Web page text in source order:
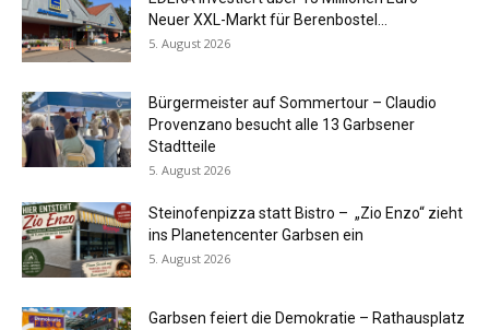
Neuer XXL-Markt für Berenbostel...
5. August 2026
Bürgermeister auf Sommertour – Claudio
Provenzano besucht alle 13 Garbsener
Stadtteile
5. August 2026
Steinofenpizza statt Bistro – „Zio Enzo“ zieht
ins Planetencenter Garbsen ein
5. August 2026
Garbsen feiert die Demokratie – Rathausplatz